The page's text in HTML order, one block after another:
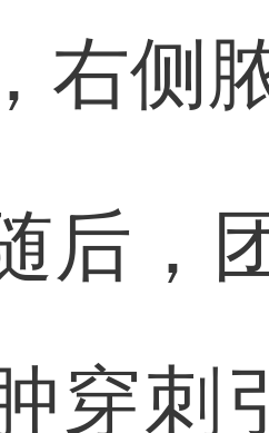
右侧
，团
穿刺